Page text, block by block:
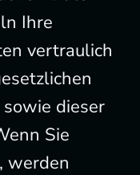
Ihre
vertraulich
dieser
Sie
werden